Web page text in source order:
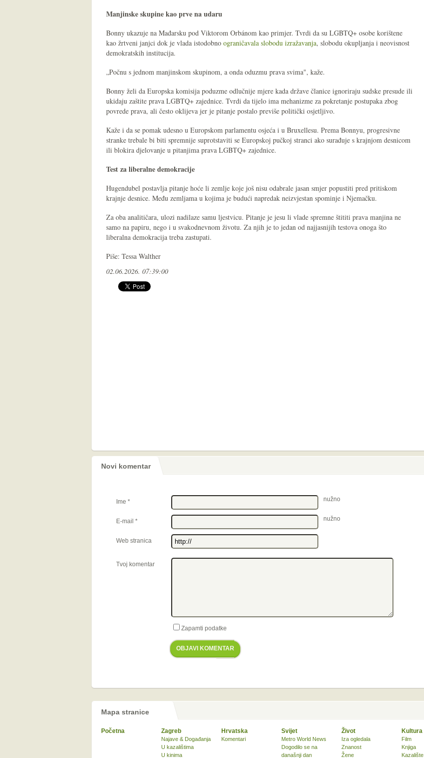
Manjinske skupine kao prve na udaru
Bonny ukazuje na Mađarsku pod Viktorom Orbánom kao primjer. Tvrdi da su LGBTQ+ osobe korištene
kao žrtveni janjci dok je vlada istodobno ograničavala slobodu izražavanja, slobodu okupljanja i neovisnost
demokratskih institucija.
„Počnu s jednom manjinskom skupinom, a onda oduzmu prava svima", kaže.
Bonny želi da Europska komisija poduzme odlučnije mjere kada države članice ignoriraju sudske presude ili
ukidaju zaštite prava LGBTQ+ zajednice. Tvrdi da tijelo ima mehanizme za pokretanje postupaka zbog
povrede prava, ali često oklijeva jer je pitanje postalo previše politički osjetljivo.
Kaže i da se pomak udesno u Europskom parlamentu osjeća i u Bruxellesu. Prema Bonnyu, progresivne
stranke trebale bi biti spremnije suprotstaviti se Europskoj pučkoj stranci ako surađuje s krajnjom desnicom
ili blokira djelovanje u pitanjima prava LGBTQ+ zajednice.
Test za liberalne demokracije
Hugendubel postavlja pitanje hoće li zemlje koje još nisu odabrale jasan smjer popustiti pred pritiskom
krajnje desnice. Među zemljama u kojima je budući napredak neizvjestan spominje i Njemačku.
Za oba analitičara, ulozi nadilaze samu ljestvicu. Pitanje je jesu li vlade spremne štititi prava manjina ne
samo na papiru, nego i u svakodnevnom životu. Za njih je to jedan od najjasnijih testova onoga što
liberalna demokracija treba zastupati.
Piše: Tessa Walther
02.06.2026. 07:39:00
Novi komentar
Ime * nužno
E-mail * nužno
Web stranica
Tvoj komentar
Zapamti podatke
OBJAVI KOMENTAR
Mapa stranice
Početna Zagreb
Najave & Događanja
U kazalištima
U kinima
Hrvatska
Komentari
Svijet
Metro World News
Dogodilo se na
današnji dan
Život
Iza ogledala
Znanost
Žene
Kultura
Film
Knjiga
Kazalište